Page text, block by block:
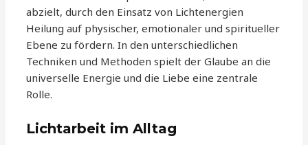
abzielt, durch den Einsatz von Lichtenergien
Heilung auf physischer, emotionaler und spiritueller
Ebene zu fördern. In den unterschiedlichen
Techniken und Methoden spielt der Glaube an die
universelle Energie und die Liebe eine zentrale
Rolle.
Lichtarbeit im Alltag